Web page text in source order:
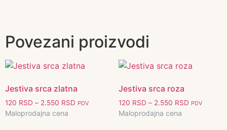
Povezani proizvodi
Jestiva srca zlatna
120 RSD – 2.550 RSD PDV
Maloprodajna cena
Jestiva srca roza
120 RSD – 2.550 RSD PDV
Maloprodajna cena